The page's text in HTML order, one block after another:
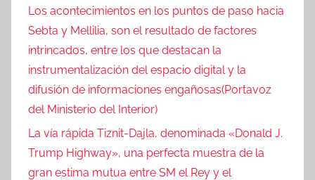
Los acontecimientos en los puntos de paso hacia
Sebta y Mellilia, son el resultado de factores
intrincados, entre los que destacan la
instrumentalización del espacio digital y la
difusión de informaciones engañosas(Portavoz
del Ministerio del Interior)
La vía rápida Tiznit-Dajla, denominada «Donald J.
Trump Highway», una perfecta muestra de la
gran estima mutua entre SM el Rey y el